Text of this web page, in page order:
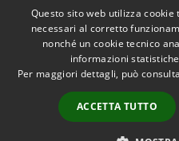
Accessibilità
Questo sito web utilizza
necessari al corretto
nonché un cookie tecnico
informazioni
Per maggiori dettagli, può
ACCETTA TUTTO